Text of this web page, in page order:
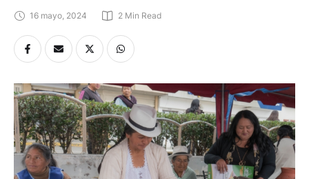
16 mayo, 2024 2 Min Read